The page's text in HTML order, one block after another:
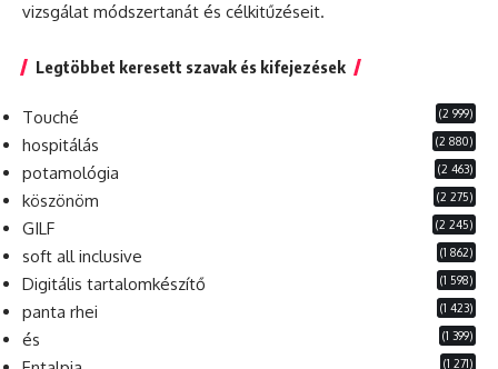
vizsgálat módszertanát és célkitűzéseit.
Legtöbbet keresett szavak és kifejezések
Touché (2 999)
hospitálás (2 880)
potamológia (2 463)
köszönöm (2 275)
GILF (2 245)
soft all inclusive (1 862)
Digitális tartalomkészítő (1 598)
panta rhei (1 423)
és (1 399)
(1 271)